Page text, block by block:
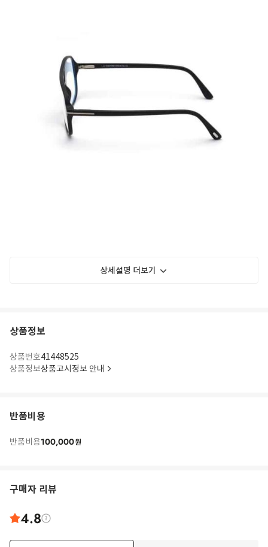
상세설명 더보기
상품정보
상품번호41448525
상품정보상품고시정보 안내
반품비용
반품비용100,000원
구매자 리뷰
4.8